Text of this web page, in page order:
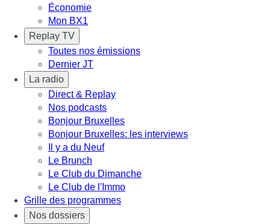
Économie
Mon BX1
Replay TV
Toutes nos émissions
Dernier JT
La radio
Direct & Replay
Nos podcasts
Bonjour Bruxelles
Bonjour Bruxelles: les interviews
Il y a du Neuf
Le Brunch
Le Club du Dimanche
Le Club de l'Immo
Grille des programmes
Nos dossiers